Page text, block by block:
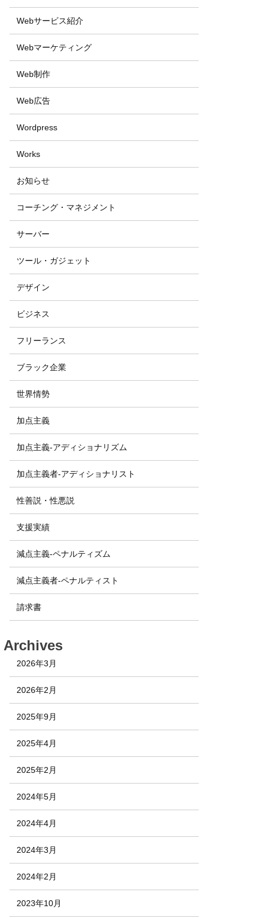
Webサービス紹介
Webマーケティング
Web制作
Web広告
Wordpress
Works
お知らせ
コーチング・マネジメント
サーバー
ツール・ガジェット
デザイン
ビジネス
フリーランス
ブラック企業
世界情勢
加点主義
加点主義-アディショナリズム
加点主義者-アディショナリスト
性善説・性悪説
支援実績
減点主義-ペナルティズム
減点主義者-ペナルティスト
請求書
Archives
2026年3月
2026年2月
2025年9月
2025年4月
2025年2月
2024年5月
2024年4月
2024年3月
2024年2月
2023年10月